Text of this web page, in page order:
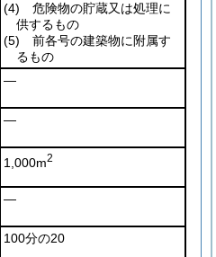
(4) 危険物の貯蔵又は処理に
供するもの
(5) 前各号の建築物に附属す
るもの
―
―
1,000m2
―
100分の20